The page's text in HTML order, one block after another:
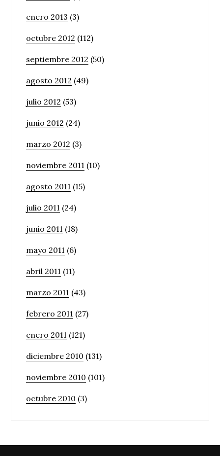
enero 2013 (3)
octubre 2012 (112)
septiembre 2012 (50)
agosto 2012 (49)
julio 2012 (53)
junio 2012 (24)
marzo 2012 (3)
noviembre 2011 (10)
agosto 2011 (15)
julio 2011 (24)
junio 2011 (18)
mayo 2011 (6)
abril 2011 (11)
marzo 2011 (43)
febrero 2011 (27)
enero 2011 (121)
diciembre 2010 (131)
noviembre 2010 (101)
octubre 2010 (3)